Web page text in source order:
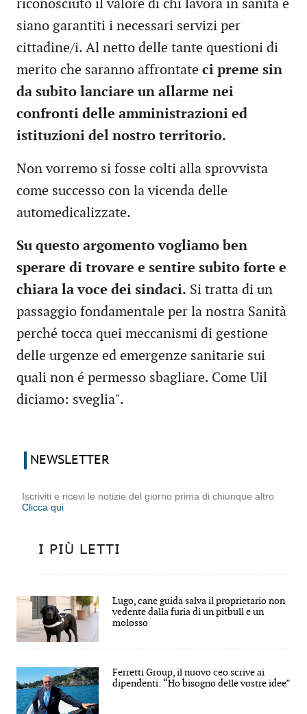
riconosciuto il valore di chi lavora in sanità e
siano garantiti i necessari servizi per
cittadine/i. Al netto delle tante questioni di
merito che saranno affrontate ci preme sin
da subito lanciare un allarme nei
confronti delle amministrazioni ed
istituzioni del nostro territorio.
Non vorremo si fosse colti alla sprovvista
come successo con la vicenda delle
automedicalizzate.
Su questo argomento vogliamo ben
sperare di trovare e sentire subito forte e
chiara la voce dei sindaci. Si tratta di un
passaggio fondamentale per la nostra Sanità
perché tocca quei meccanismi di gestione
delle urgenze ed emergenze sanitarie sui
quali non é permesso sbagliare. Come Uil
diciamo: sveglia".
NEWSLETTER
Iscriviti e ricevi le notizie del giorno prima di chiunque altro
Clicca qui
I PIÙ LETTI
Lugo, cane guida salva il proprietario non
vedente dalla furia di un pitbull e un
molosso
Ferretti Group, il nuovo ceo scrive ai
dipendenti: “Ho bisogno delle vostre idee”